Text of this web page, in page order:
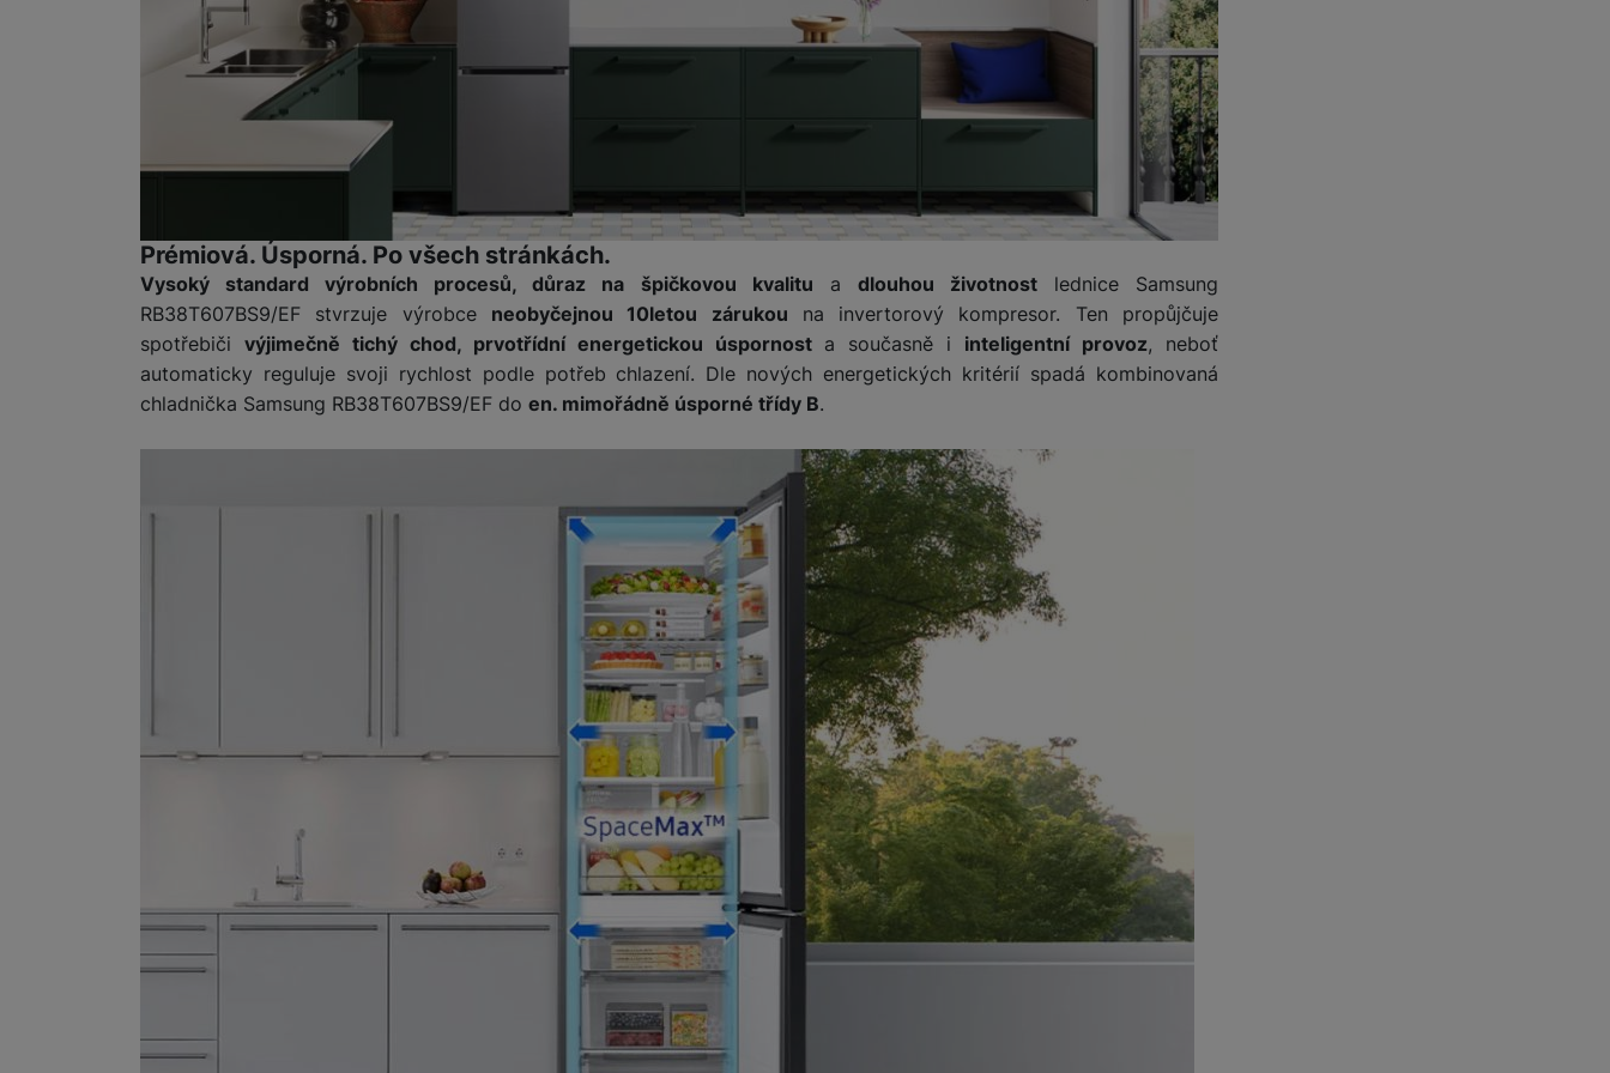
Marketingové cookies používáme my nebo naši partneři, abychom vám mohli zobrazit vhodné obsahy nebo reklamy jak
Prémiová. Úsporná. Po všech stránkách.
Vysoký standard výrobních procesů, důraz na špičkovou kvalitu a dlouhou životnostlednice Samsung
RB38T607BS9/EF stvrzuje výrobce neobyčejnou 10letou zárukou na invertorový kompresor. Ten propůjčuje
spotřebiči výjimečně tichý chod, prvotřídní energetickou úspornosta současně i inteligentní provoz, neboť
automaticky reguluje svoji rychlost podle potřeb chlazení. Dle nových energetických kritérií spadá kombinovaná
chladnička Samsung RB38T607BS9/EF do en. mimořádně úsporné třídy B.